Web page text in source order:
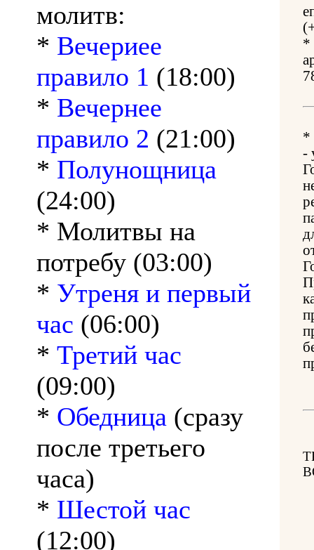
молитв:
* Вечериее
правило 1 (18:00)
* Вечернее
правило 2 (21:00)
* Полунощница
(24:00)
* Молитвы на
потребу (03:00)
* Утреня и первый
час (06:00)
* Третий час
(09:00)
* Обедница (сразу
после третьего
часа)
* Шестой час
(12:00)
*
*
-